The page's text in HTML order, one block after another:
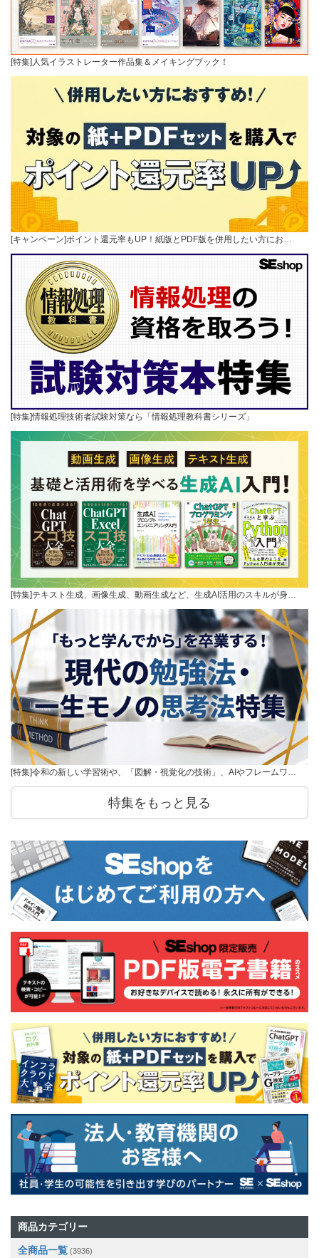
[特集]人気イラストレーター作品集＆メイキングブック！
[キャンペーン]ポイント還元率もUP！紙版とPDF版を併用したい方にお…
[特集]情報処理技術者試験対策なら「情報処理教科書シリーズ」
[特集]テキスト生成、画像生成、動画生成など、生成AI活用のスキルが身…
[特集]令和の新しい学習術や、「図解・視覚化の技術」、AIやフレームワ…
特集をもっと見る
商品カテゴリー
全商品一覧 (3936)